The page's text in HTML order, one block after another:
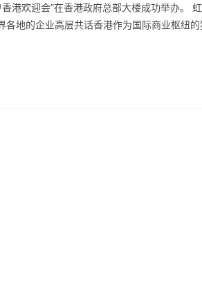
港欢迎会”在香港政府总部大楼成功举办。
地的企业高层共话香港作为国际商业枢纽